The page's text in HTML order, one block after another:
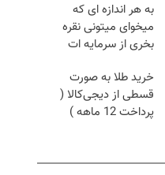
به هر اندازه ای که
میخوای میتونی نقره
بخری از سرمایه ات
خرید طلا به صورت
قسطی از دیجی‌کالا (
پرداخت 12 ماهه )